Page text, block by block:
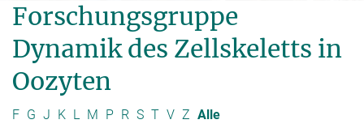
Forschungsgruppe
Dynamik des Zellskeletts in
Oozyten
F G J K L M P R S T V Z Alle